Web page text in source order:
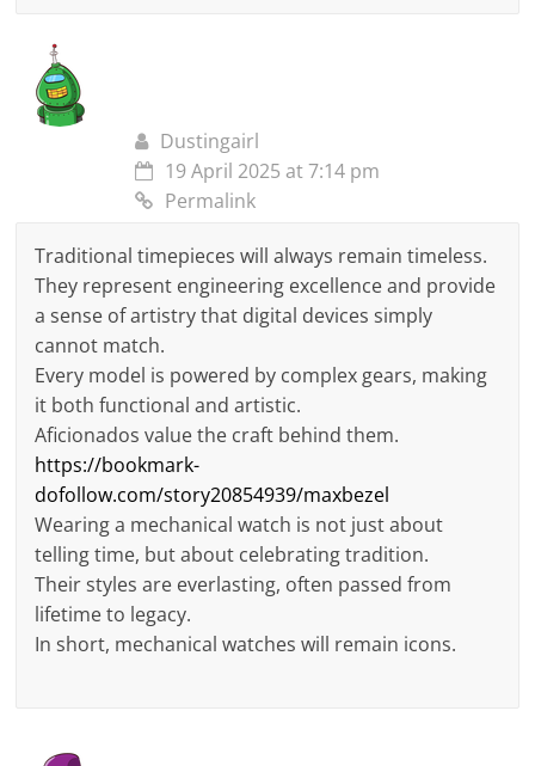
Dustingairl
19 April 2025 at 7:14 pm
Permalink
Traditional timepieces will always remain timeless.
They represent engineering excellence and provide
a sense of artistry that digital devices simply
cannot match.
Every model is powered by complex gears, making
it both functional and artistic.
Aficionados value the craft behind them.
https://bookmark-
dofollow.com/story20854939/maxbezel
Wearing a mechanical watch is not just about
telling time, but about celebrating tradition.
Their styles are everlasting, often passed from
lifetime to legacy.
In short, mechanical watches will remain icons.